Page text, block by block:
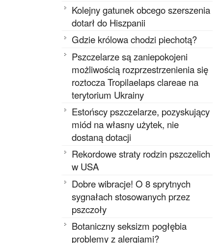
Kolejny gatunek obcego szerszenia
dotarł do Hiszpanii
Gdzie królowa chodzi piechotą?
Pszczelarze są zaniepokojeni
możliwością rozprzestrzenienia się
roztocza Tropilaelaps clareae na
terytorium Ukrainy
Estońscy pszczelarze, pozyskujący
miód na własny użytek, nie
dostaną dotacji
Rekordowe straty rodzin pszczelich
w USA
Dobre wibracje! O 8 sprytnych
sygnałach stosowanych przez
pszczoły
Botaniczny seksizm pogłębia
problemy z alergiami?